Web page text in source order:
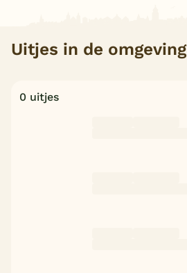
Uitjes in de omgeving
0 uitjes